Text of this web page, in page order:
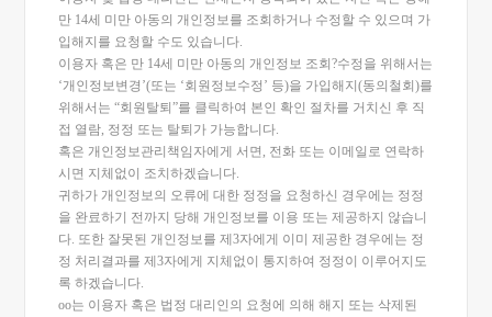
만 14세 미만 아동의 개인정보를 조회하거나 수정할 수 있으며 가
입해지를 요청할 수도 있습니다.
이용자 혹은 만 14세 미만 아동의 개인정보 조회?수정을 위해서는
‘개인정보변경’(또는 ‘회원정보수정’ 등)을 가입해지(동의철회)를
위해서는 “회원탈퇴”를 클릭하여 본인 확인 절차를 거치신 후 직
접 열람, 정정 또는 탈퇴가 가능합니다.
혹은 개인정보관리책임자에게 서면, 전화 또는 이메일로 연락하
시면 지체없이 조치하겠습니다.
귀하가 개인정보의 오류에 대한 정정을 요청하신 경우에는 정정
을 완료하기 전까지 당해 개인정보를 이용 또는 제공하지 않습니
다. 또한 잘못된 개인정보를 제3자에게 이미 제공한 경우에는 정
정 처리결과를 제3자에게 지체없이 통지하여 정정이 이루어지도
록 하겠습니다.
oo는 이용자 혹은 법정 대리인의 요청에 의해 해지 또는 삭제된